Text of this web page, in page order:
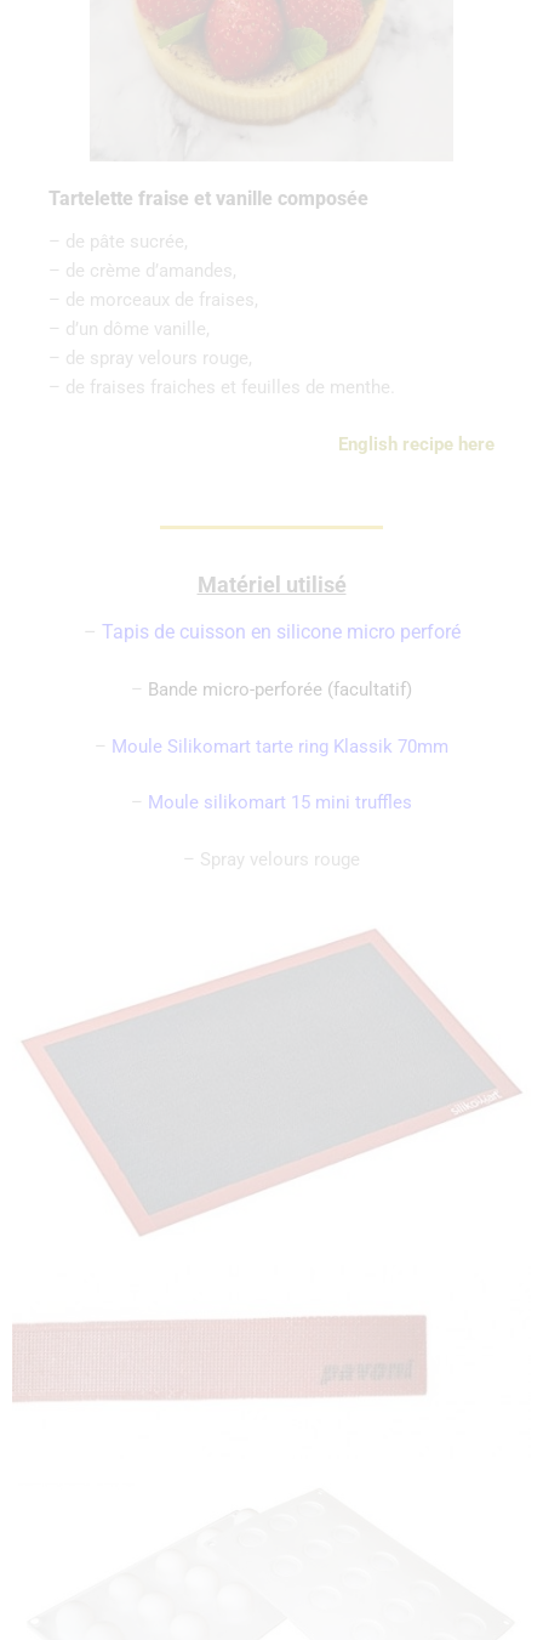
Tartelette fraise et vanille composée
– de pâte sucrée,
– de crème d’amandes,
– de morceaux de fraises,
– d’un dôme vanille,
– de spray velours rouge,
– de fraises fraiches et feuilles de menthe.
English recipe here
Matériel utilisé
– Tapis de cuisson en silicone micro perforé
– Bande micro-perforée (facultatif)
– Moule Si likomart tarte ring Klassik 70mm
– Moule silikomart 15 mini truffles
– Spray velours rouge